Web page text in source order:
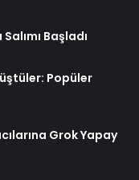
Başladı
Popüler
Grok Yapay